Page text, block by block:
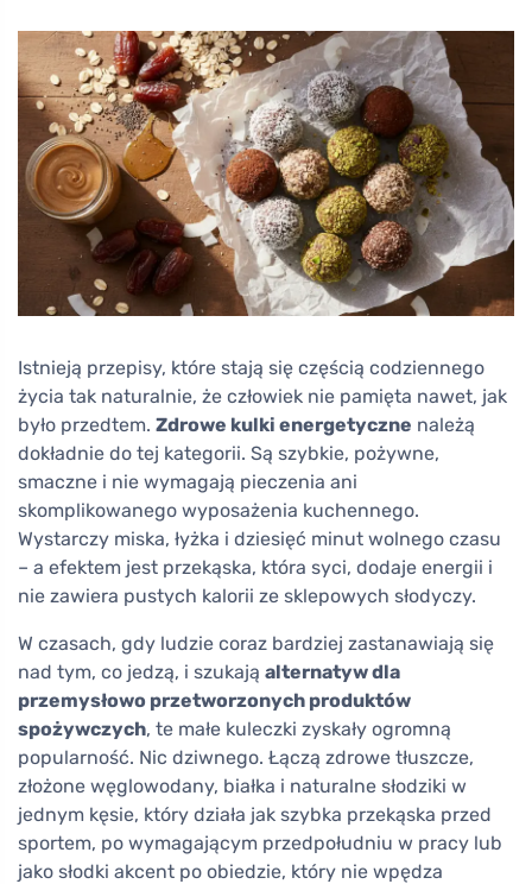
Istnieją przepisy, które stają się częścią codziennego
życia tak naturalnie, że człowiek nie pamięta nawet, jak
było przedtem. Zdrowe kulki energetyczne należą
dokładnie do tej kategorii. Są szybkie, pożywne,
smaczne i nie wymagają pieczenia ani
skomplikowanego wyposażenia kuchennego.
Wystarczy miska, łyżka i dziesięć minut wolnego czasu
– a efektem jest przekąska, która syci, dodaje energii i
nie zawiera pustych kalorii ze sklepowych słodyczy.
W czasach, gdy ludzie coraz bardziej zastanawiają się
nad tym, co jedzą, i szukają alternatyw dla
przemysłowo przetworzonych produktów
spożywczych, te małe kuleczki zyskały ogromną
popularność. Nic dziwnego. Łączą zdrowe tłuszcze,
złożone węglowodany, białka i naturalne słodziki w
jednym kęsie, który działa jak szybka przekąska przed
sportem, po wymagającym przedpołudniu w pracy lub
jako słodki akcent po obiedzie, który nie wpędza